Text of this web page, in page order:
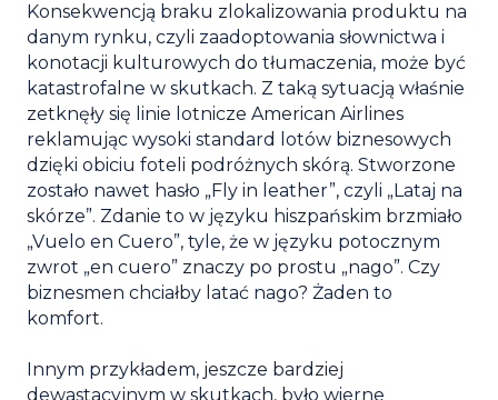
Konsekwencją braku zlokalizowania produktu na
danym rynku, czyli zaadoptowania słownictwa i
konotacji kulturowych do tłumaczenia, może być
katastrofalne w skutkach. Z taką sytuacją właśnie
zetknęły się linie lotnicze American Airlines
reklamując wysoki standard lotów biznesowych
dzięki obiciu foteli podróżnych skórą. Stworzone
zostało nawet hasło „Fly in leather”, czyli „Lataj na
skórze”. Zdanie to w języku hiszpańskim brzmiało
„Vuelo en Cuero”, tyle, że w języku potocznym
zwrot „en cuero” znaczy po prostu „nago”. Czy
biznesmen chciałby latać nago? Żaden to
komfort.
Innym przykładem, jeszcze bardziej
dewastacyjnym w skutkach, było wierne